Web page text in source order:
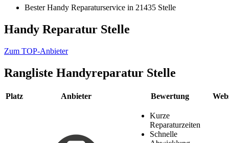
Bester Handy Reparaturservice in 21435 Stelle
Handy Reparatur Stelle
Zum TOP-Anbieter
Rangliste Handyreparatur Stelle
Platz Anbieter Bewertung
Kurze
Reparaturzeiten
Schnelle